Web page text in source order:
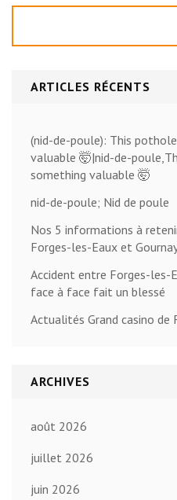
ARTICLES RÉCENTS
(nid-de-poule): This
valuable 🤯|nid-de-
something valuable 🤯
nid-de-poule; Nid de poule
Nos 5 informations à
Forges-les-Eaux et
Accident entre Forges-les-
face à face fait un blessé
Actualités Grand casino de
ARCHIVES
août 2026
juillet 2026
juin 2026